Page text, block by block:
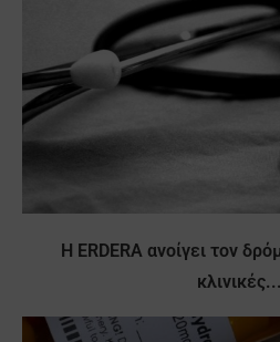
Η ERDERA ανοίγει τον
κλινικές...